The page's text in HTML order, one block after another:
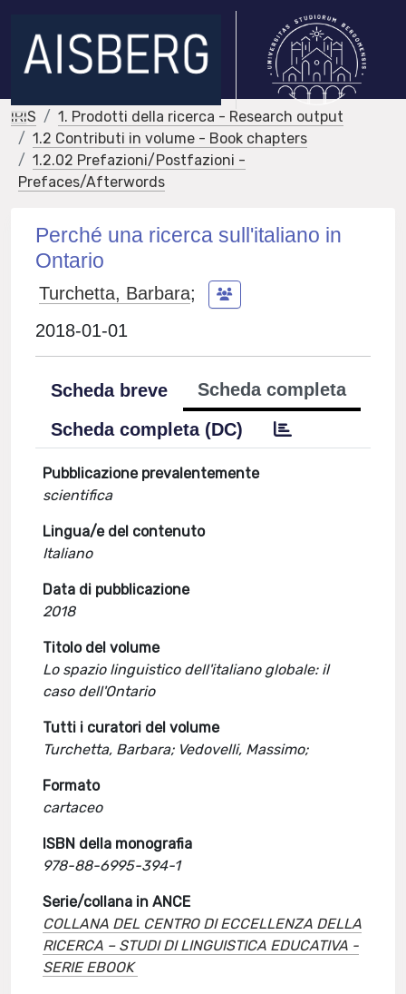
IRIS
1. Prodotti della ricerca - Research output
1.2 Contributi in volume - Book chapters
1.2.02 Prefazioni/Postfazioni -
Prefaces/Afterwords
Perché una ricerca sull'italiano in
Ontario
Turchetta, Barbara;
2018-01-01
Scheda breve
Scheda completa
Scheda completa (DC)
Pubblicazione prevalentemente
scientifica
Lingua/e del contenuto
Italiano
Data di pubblicazione
2018
Titolo del volume
Lo spazio linguistico dell'italiano globale: il
caso dell'Ontario
Tutti i curatori del volume
Turchetta, Barbara; Vedovelli, Massimo;
Formato
cartaceo
ISBN della monografia
978-88-6995-394-1
Serie/collana in ANCE
COLLANA DEL CENTRO DI ECCELLENZA DELLA
RICERCA – STUDI DI LINGUISTICA EDUCATIVA -
SERIE EBOOK